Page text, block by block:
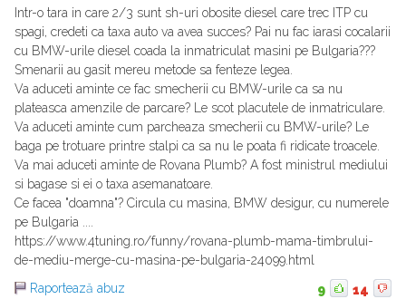
Intr-o tara in care 2/3 sunt sh-uri obosite diesel care trec ITP cu
spagi, credeti ca taxa auto va avea succes? Pai nu fac iarasi cocalarii
cu BMW-urile diesel coada la inmatriculat masini pe Bulgaria???
Smenarii au gasit mereu metode sa fenteze legea.
Va aduceti aminte ce fac smecherii cu BMW-urile ca sa nu
plateasca amenzile de parcare? Le scot placutele de inmatriculare.
Va aduceti aminte cum parcheaza smecherii cu BMW-urile? Le
baga pe trotuare printre stalpi ca sa nu le poata fi ridicate troacele.
Va mai aduceti aminte de Rovana Plumb? A fost ministrul mediului
si bagase si ei o taxa asemanatoare.
Ce facea "doamna"? Circula cu masina, BMW desigur, cu numerele
pe Bulgaria ....
https://www.4tuning.ro/funny/rovana-plumb-mama-timbrului-
de-mediu-merge-cu-masina-pe-bulgaria-24099.html
Raportează abuz
9 14